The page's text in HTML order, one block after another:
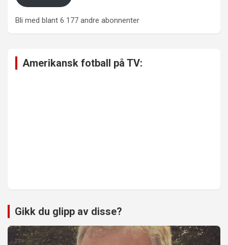
Bli med blant 6 177 andre abonnenter
Amerikansk fotball på TV:
Gikk du glipp av disse?